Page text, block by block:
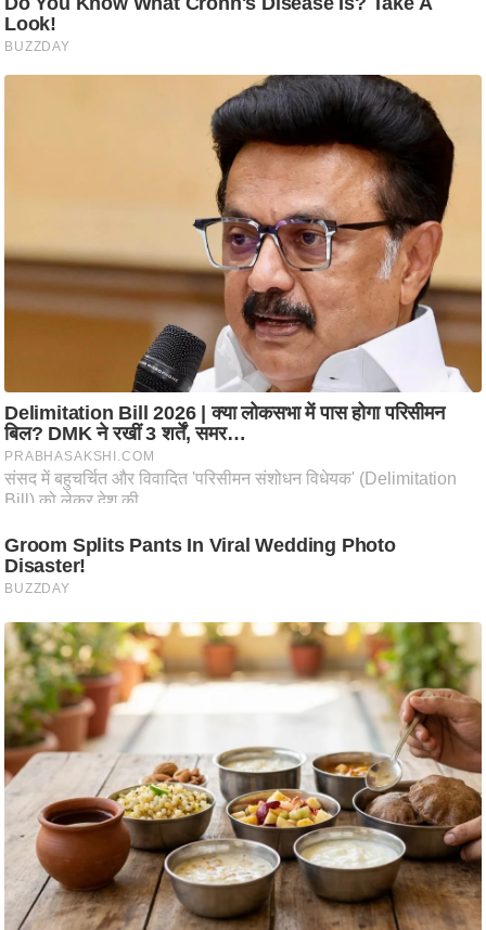
र
.
आ
र
स
मी
र्म
ज्यो
ति
ष
भु
म
हि
मा
/
ध
र्म
स्थ
ल
त
त्यो
हा
र